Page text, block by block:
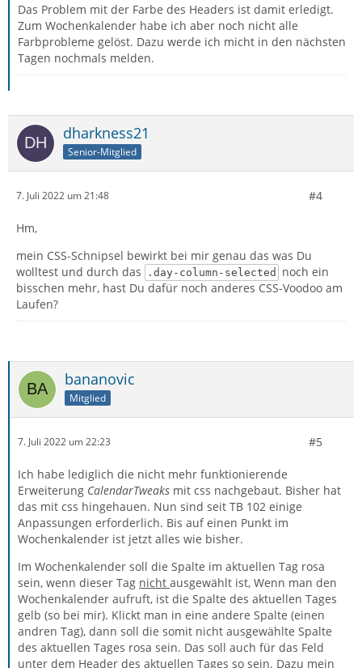
Das Problem mit der Farbe des Headers ist damit erledigt.
Zum Wochenkalender habe ich aber noch nicht alle
Farbprobleme gelöst. Dazu werde ich micht in den nächsten
Tagen nochmals melden.
dharkness21
Senior-Mitglied
7. Juli 2022 um 21:48 #4
Hm,
mein CSS-Schnipsel bewirkt bei mir genau das was Du
wolltest und durch das
.day-column-selected
noch ein
bisschen mehr, hast Du dafür noch anderes CSS-Voodoo am
Laufen?
bananovic
Mitglied
7. Juli 2022 um 22:23 #5
Ich habe lediglich die nicht mehr funktionierende
Erweiterung CalendarTweaks mit css nachgebaut. Bisher hat
das mit css hingehauen. Nun sind seit TB 102 einige
Anpassungen erforderlich. Bis auf einen Punkt im
Wochenkalender ist jetzt alles wie bisher.
Im Wochenkalender soll die Spalte im aktuellen Tag rosa
sein, wenn dieser Tag nicht ausgewählt ist, Wenn man den
Wochenkalender aufruft, ist die Spalte des aktuellen Tages
gelb (so bei mir). Klickt man in eine andere Spalte (einen
andren Tag), dann soll die somit nicht ausgewählte Spalte
des aktuellen Tages rosa sein. Das soll auch für das Feld
unter dem Header des aktuellen Tages so sein. Dazu mein